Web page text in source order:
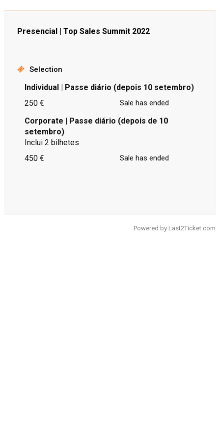
Presencial | Top Sales Summit 2022
Selection
Individual | Passe diário (depois 10 setembro)
250 €
Sale has ended
Corporate | Passe diário (depois de 10
setembro)
Inclui 2 bilhetes
450 €
Sale has ended
Powered by Last2Ticket.com